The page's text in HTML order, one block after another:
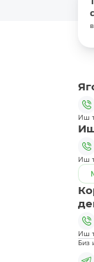
Иш
Иш
Иш
Биз